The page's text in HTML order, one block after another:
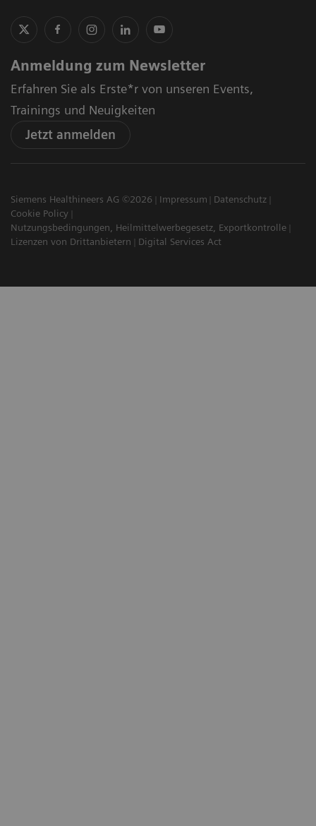
Anmeldung zum Newsletter
Erfahren Sie als Erste*r von unseren Events,
Trainings und Neuigkeiten
Jetzt anmelden
Siemens Healthineers AG ©2026 Impressum
Datenschutz
Cookie Policy
Nutzungsbedingungen, Heilmittelwerbegesetz, Exportkontrolle
Lizenzen von Drittanbietern
Digital Services Act